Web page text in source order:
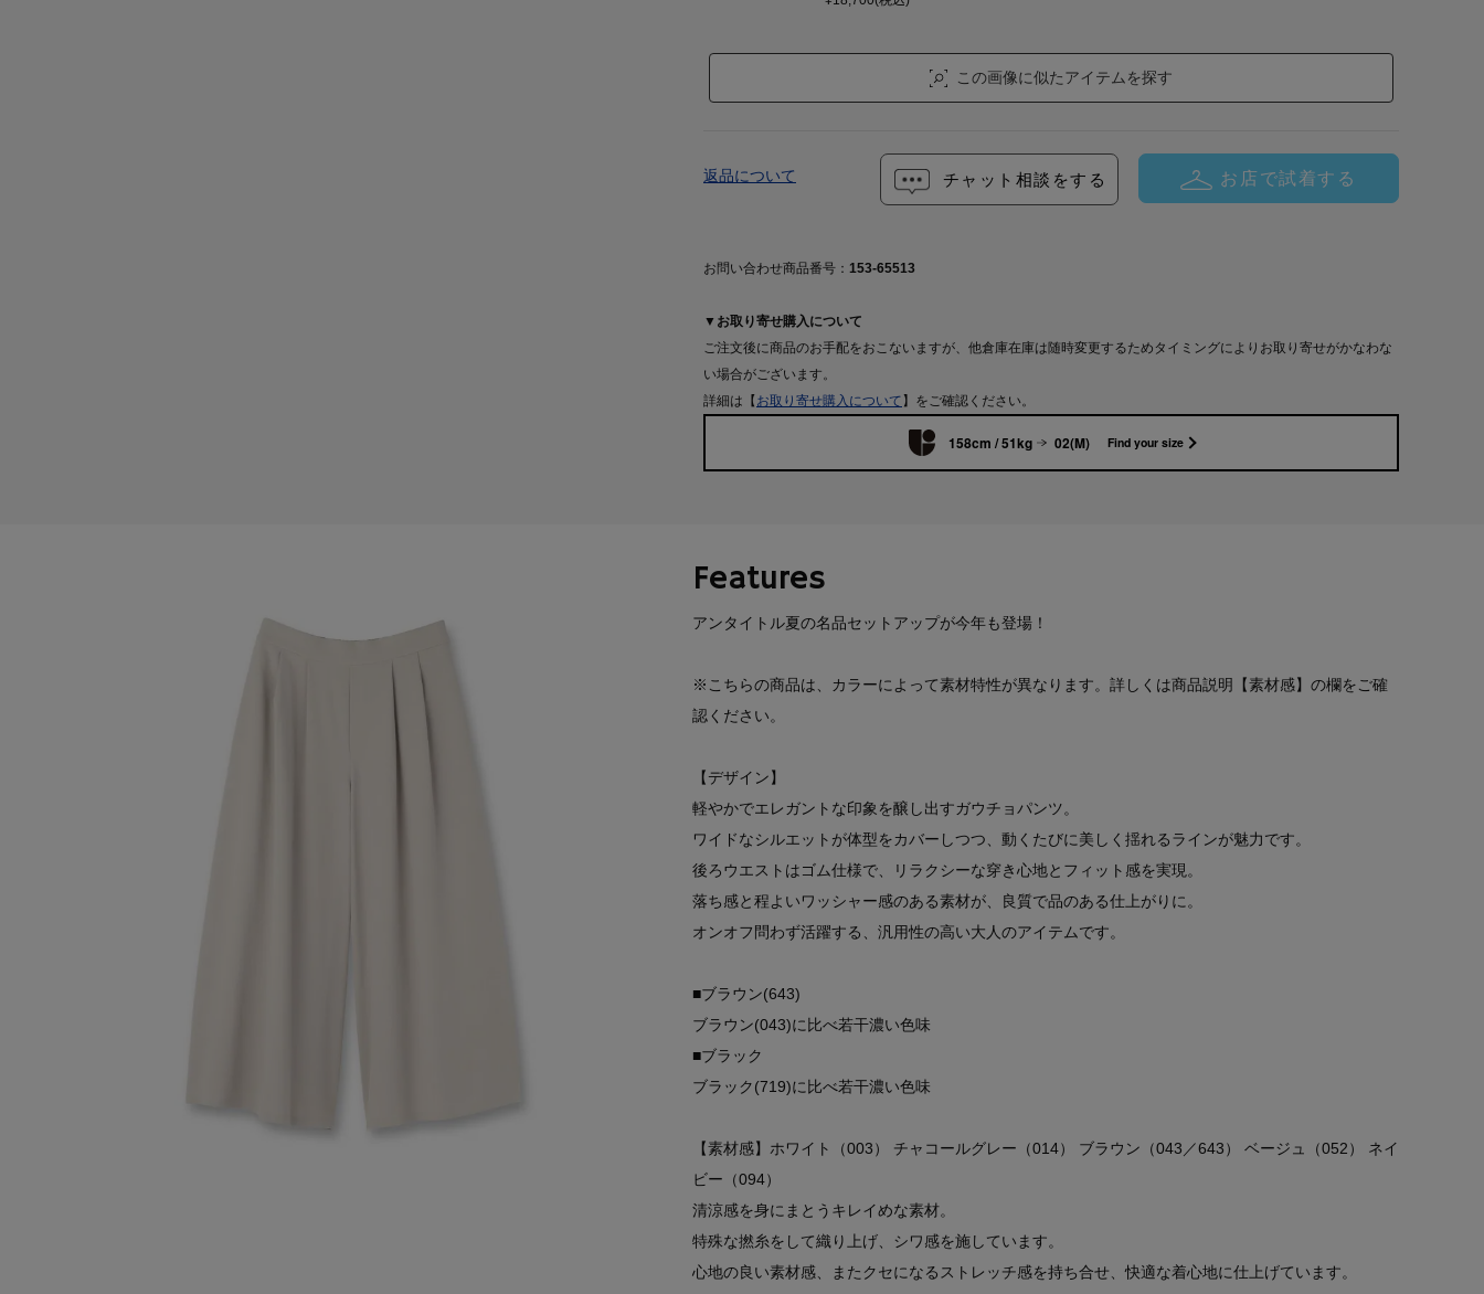
この画像に似たアイテムを探す
チャット相談をする お店で試着する
返品について
お問い合わせ商品番号： 153-65513
▼お取り寄せ購入について
ご注文後に商品のお手配をおこないますが、他倉庫在庫は随時変更するためタイミングによりお取り寄せがかなわな
い場合がございます。
詳細は【 お取り寄せ購入について 】をご確認ください。
158cm / 51kg 02(M) Find your size
Features
アンタイトル夏の名品セットアップが今年も登場！
※こちらの商品は、カラーによって素材特性が異なります。詳しくは商品説明【素材感】の欄をご確
認ください。
【デザイン】
軽やかでエレガントな印象を醸し出すガウチョパンツ。
ワイドなシルエットが体型をカバーしつつ、動くたびに美しく揺れるラインが魅力です。
後ろウエストはゴム仕様で、リラクシーな穿き心地とフィット感を実現。
落ち感と程よいワッシャー感のある素材が、良質で品のある仕上がりに。
オンオフ問わず活躍する、汎用性の高い大人のアイテムです。
■ブラウン(643)
ブラウン(043)に比べ若干濃い色味
■ブラック
ブラック(719)に比べ若干濃い色味
【素材感】ホワイト（003） チャコールグレー（014） ブラウン（043／643） ベージュ（052） ネイ
ビー（094）
清涼感を身にまとうキレイめな素材。
特殊な撚糸をして織り上げ、シワ感を施しています。
心地の良い素材感、またクセになるストレッチ感を持ち合せ、快適な着心地に仕上げています。